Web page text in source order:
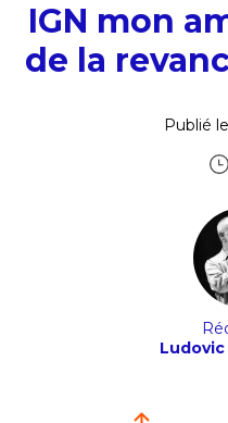
IGN mon
de la
Publié